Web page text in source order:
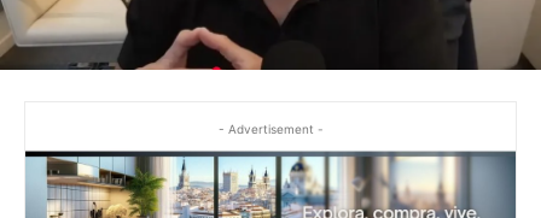
- Advertisement -